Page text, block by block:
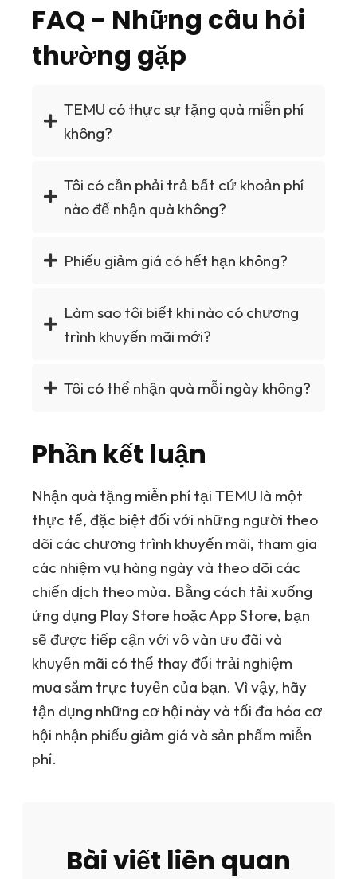
FAQ - Những câu hỏi
thường gặp
TEMU có thực sự tặng quà miễn phí
không?
Tôi có cần phải trả bất cứ khoản phí
nào để nhận quà không?
Phiếu giảm giá có hết hạn không?
Làm sao tôi biết khi nào có chương
trình khuyến mãi mới?
Tôi có thể nhận quà mỗi ngày không?
Phần kết luận
Nhận quà tặng miễn phí tạiTEMU là một
thực tế, đặc biệt đối với những người theo
dõi các chương trình khuyến mãi, tham gia
các nhiệm vụ hàng ngày và theo dõi các
chiến dịch theo mùa. Bằng cách tải xuống
ứng dụng Play Store hoặc App Store, bạn
sẽ được tiếp cận với vô vàn ưu đãi và
khuyến mãi có thể thay đổi trải nghiệm
mua sắm trực tuyến của bạn. Vì vậy, hãy
tận dụng những cơ hội này và tối đa hóa cơ
hội nhận phiếu giảm giá và sản phẩm miễn
phí.
Bài viết liên quan